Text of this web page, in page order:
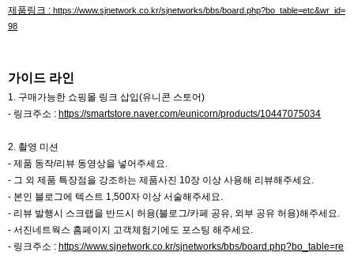
제품링크 : https://www.sjnetwork.co.kr/sjnetworks/bbs/board.php?bo_table=etc&wr_id=
98
가이드 라인
1. 구매가능한 쇼핑몰 링크 삽입(유니콘 스토어)
- 링크주소 : https://smartstore.naver.com/eunicorn/products/10447075034
2. 촬영 미션
- 제품 동작/리뷰 동영상을 넣어주세요.
- 그 외 제품 특장점을 강조하는 제품사진 10장 이상 사용해 리뷰해주세요.
- 본인 블로그에 텍스트 1,500자 이상 서술해주세요.
- 리뷰 발행시 스크랩을 반드시 허용(블로그/카페 공유, 외부 공유 허용)해주세요.
- 서진네트웍스 홈페이지 고객체험기에도 포스팅 해주세요.
- 링크주소 : https://www.sjnetwork.co.kr/sjnetworks/bbs/board.php?bo_table=re